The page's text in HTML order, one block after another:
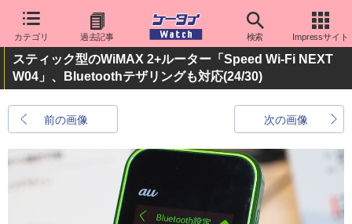
カテゴリ 過去記事 検索 Impressサイト
スティック型のWiMAX 2+ルーター「Speed Wi-Fi NEXT
W04」、Bluetoothテザリングも対応(24/30)
前の画像 次の画像